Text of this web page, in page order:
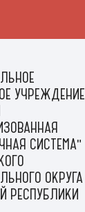
УЧРЕЖДЕНИЕ
СИСТЕМА"
ОКРУГА
РЕСПУБЛИКИ